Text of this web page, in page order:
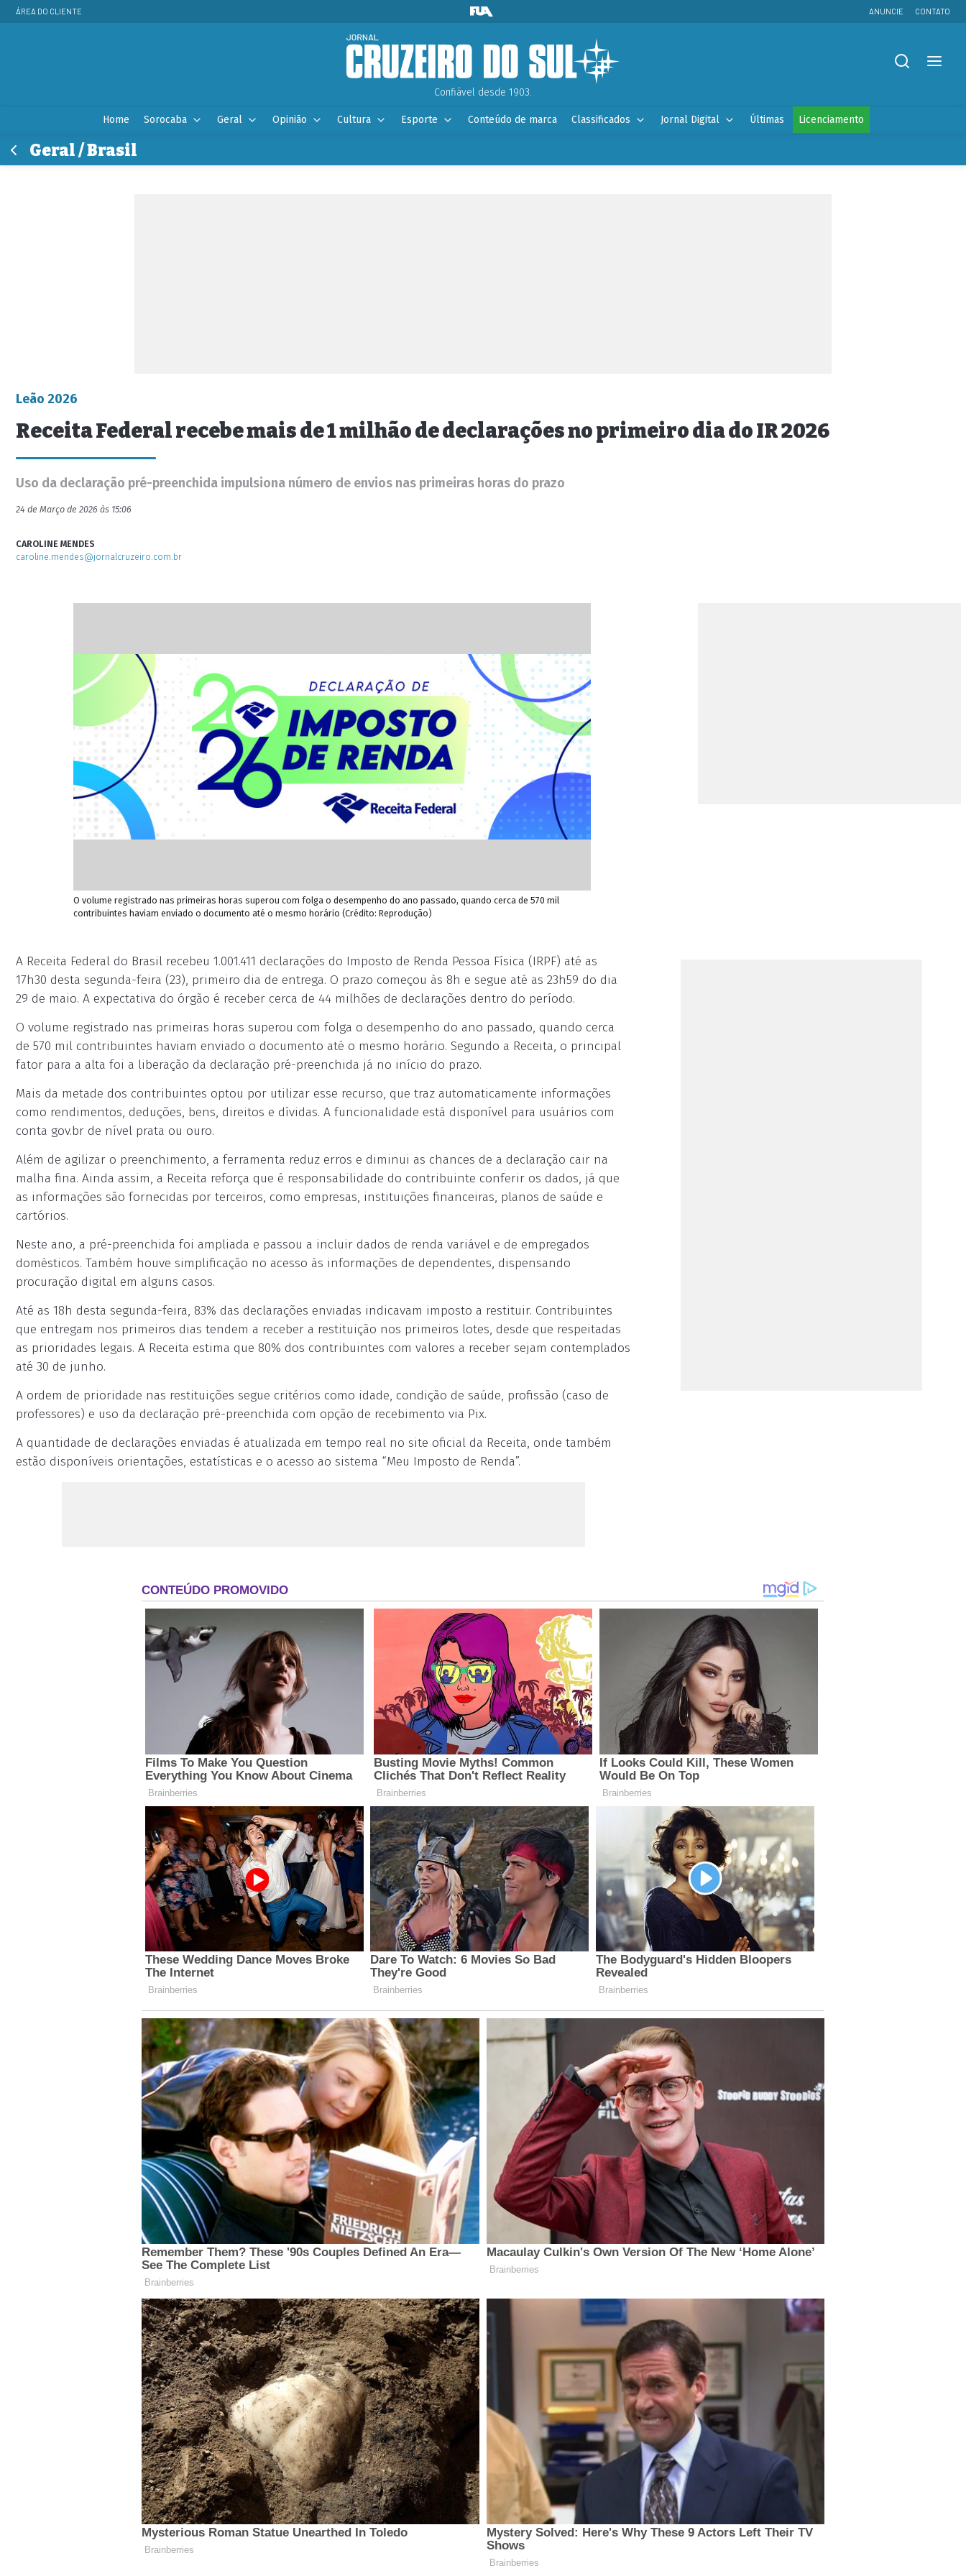
ÁREA DO CLIENTE ANUNCIE CONTATO
Confiável desde 1903.
Home Sorocaba Geral Opinião Cultura Esporte Conteúdo de marca Classificados Jornal Digital Últimas Licenciamento
Geral / Brasil
Leão 2026
Receita Federal recebe mais de 1 milhão de declarações no primeiro dia do IR 2026
Uso da declaração pré-preenchida impulsiona número de envios nas primeiras horas do prazo
24 de Março de 2026 às 15:06
CAROLINE MENDES
caroline.mendes@jornalcruzeiro.com.br
O volume registrado nas primeiras horas superou com folga o desempenho do ano passado, quando cerca de 570 mil
contribuintes haviam enviado o documento até o mesmo horário (Crédito: Reprodução)
A Receita Federal do Brasil recebeu 1.001.411 declarações do Imposto de Renda Pessoa Física (IRPF) até as
17h30 desta segunda-feira (23), primeiro dia de entrega. O prazo começou às 8h e segue até as 23h59 do dia
29 de maio. A expectativa do órgão é receber cerca de 44 milhões de declarações dentro do período.
O volume registrado nas primeiras horas superou com folga o desempenho do ano passado, quando cerca
de 570 mil contribuintes haviam enviado o documento até o mesmo horário. Segundo a Receita, o principal
fator para a alta foi a liberação da declaração pré-preenchida já no início do prazo.
Mais da metade dos contribuintes optou por utilizar esse recurso, que traz automaticamente informações
como rendimentos, deduções, bens, direitos e dívidas. A funcionalidade está disponível para usuários com
conta gov.br de nível prata ou ouro.
Além de agilizar o preenchimento, a ferramenta reduz erros e diminui as chances de a declaração cair na
malha fina. Ainda assim, a Receita reforça que é responsabilidade do contribuinte conferir os dados, já que
as informações são fornecidas por terceiros, como empresas, instituições financeiras, planos de saúde e
cartórios.
Neste ano, a pré-preenchida foi ampliada e passou a incluir dados de renda variável e de empregados
domésticos. Também houve simplificação no acesso às informações de dependentes, dispensando
procuração digital em alguns casos.
Até as 18h desta segunda-feira, 83% das declarações enviadas indicavam imposto a restituir. Contribuintes
que entregam nos primeiros dias tendem a receber a restituição nos primeiros lotes, desde que respeitadas
as prioridades legais. A Receita estima que 80% dos contribuintes com valores a receber sejam contemplados
até 30 de junho.
A ordem de prioridade nas restituições segue critérios como idade, condição de saúde, profissão (caso de
professores) e uso da declaração pré-preenchida com opção de recebimento via Pix.
A quantidade de declarações enviadas é atualizada em tempo real no site oficial da Receita, onde também
estão disponíveis orientações, estatísticas e o acesso ao sistema “Meu Imposto de Renda”.